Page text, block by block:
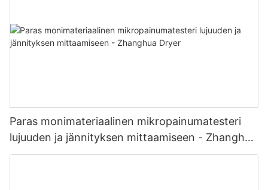
Paras monimateriaalinen mikropainumatesteri
lujuuden ja jännityksen mittaamiseen - Zhanghua
Dryer